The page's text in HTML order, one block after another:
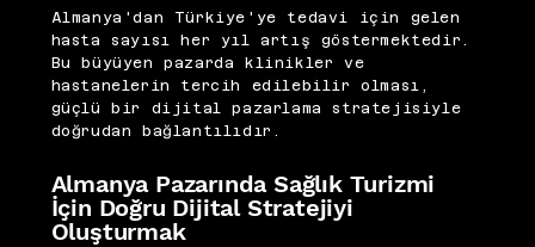
Almanya'dan Türkiye'ye tedavi için gelen
hasta sayısı her yıl artış göstermektedir.
Bu büyüyen pazarda klinikler ve
hastanelerin tercih edilebilir olması,
güçlü bir dijital pazarlama stratejisiyle
doğrudan bağlantılıdır.
Almanya Pazarında Sağlık Turizmi
İçin Doğru Dijital Stratejiyi
Oluşturmak